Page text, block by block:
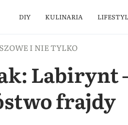
DIY KULINARIA
I NIE TYLKO
Labirynt
frajdy